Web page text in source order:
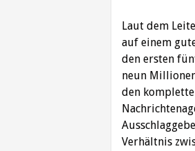
Laut dem
auf einem
den ersten
neun
den
Verhältnis